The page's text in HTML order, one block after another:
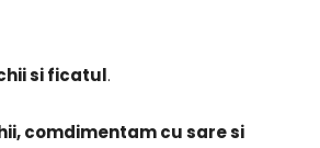
si ficatul.
comdimentam cu sare si